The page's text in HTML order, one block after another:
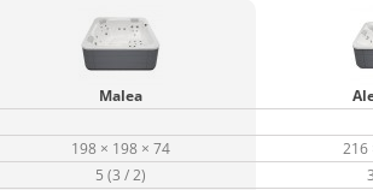
Malea
198 × 198 × 74
216
5 (3 / 2)